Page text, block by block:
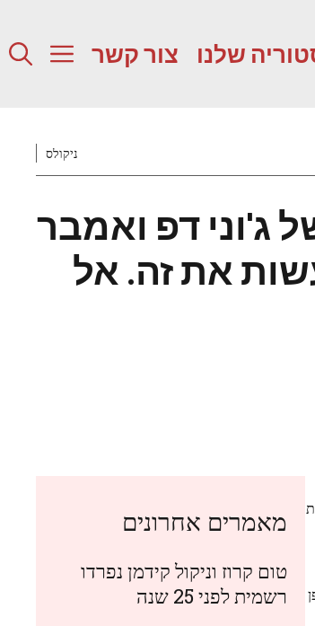
שלנו צור קשר
ניקולס
ג'וני דפ ואמבר
את זה. אל
מאמרים אחרונים
טום קרוז וניקול קידמן נפרדו
רשמית לפני 25 שנה